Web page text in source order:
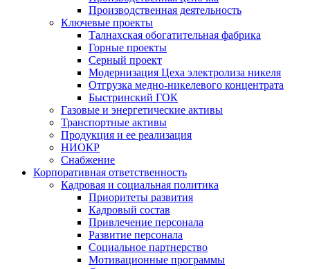
Производственная деятельность
Ключевые проекты
Талнахская обогатительная фабрика
Горные проекты
Серный проект
Модернизация Цеха электролиза никеля
Отгрузка медно-никелевого концентрата
Быстринский ГОК
Газовые и энергетические активы
Транспортные активы
Продукция и ее реализация
НИОКР
Снабжение
Корпоративная ответственность
Кадровая и социальная политика
Приоритеты развития
Кадровый состав
Привлечение персонала
Развитие персонала
Социальное партнерство
Мотивационные программы